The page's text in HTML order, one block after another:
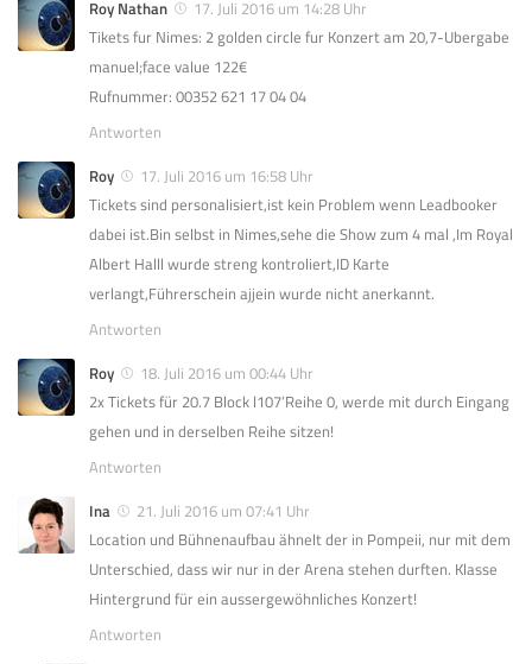
Roy Nathan
17. Juli 2016 um 14:28 Uhr
Tikets fur Nimes: 2 golden circle fur Konzert am 20,7-Ubergabe
manuel;face value 122€
Rufnummer: 00352 621 17 04 04
Antworten
Roy
17. Juli 2016 um 16:58 Uhr
Tickets sind personalisiert,ist kein Problem wenn Leadbooker
dabei ist.Bin selbst in Nimes,sehe die Show zum 4 mal ,Im Royal
Albert Halll wurde streng kontroliert,ID Karte
verlangt,Führerschein ajjein wurde nicht anerkannt.
Antworten
Roy
18. Juli 2016 um 00:44 Uhr
2x Tickets für 20.7 Block l107’Reihe 0, werde mit durch Eingang
gehen und in derselben Reihe sitzen!
Antworten
Ina
21. Juli 2016 um 07:41 Uhr
Location und Bühnenaufbau ähnelt der in Pompeii, nur mit dem
Unterschied, dass wir nur in der Arena stehen durften. Klasse
Hintergrund für ein aussergewöhnliches Konzert!
Antworten